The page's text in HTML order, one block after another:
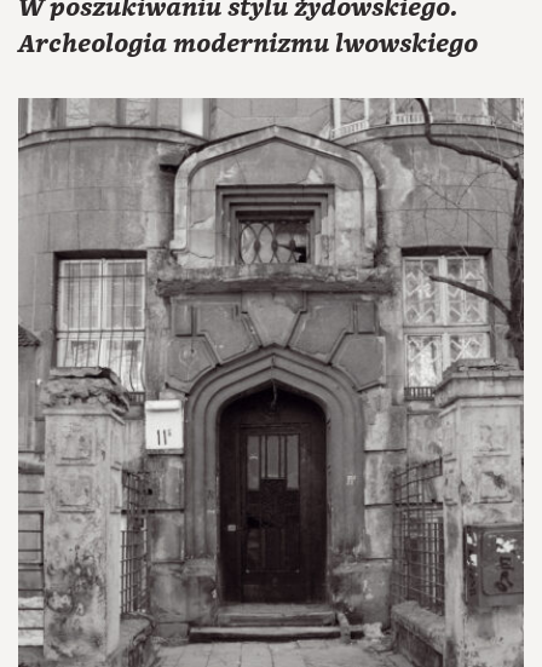
W poszukiwaniu stylu żydowskiego.
Archeologia modernizmu lwowskiego